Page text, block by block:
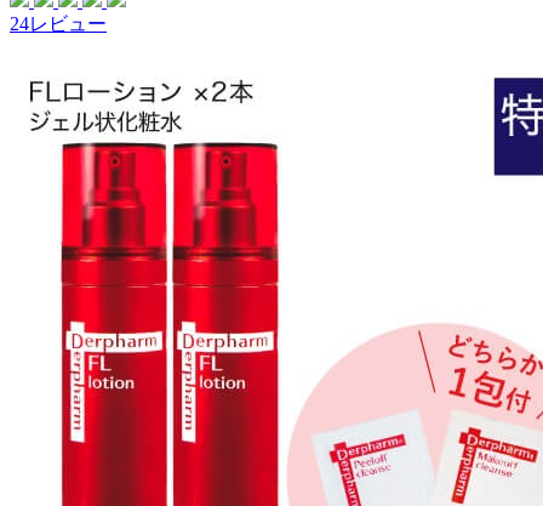
24レビュー